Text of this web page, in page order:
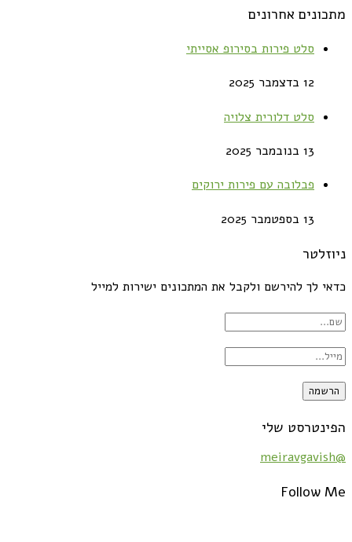
מתכונים אחרונים
סלט פירות בסירופ אסייתי
12 בדצמבר 2025
סלט דלורית צלויה
13 בנובמבר 2025
פבלובה עם פירות ירוקים
13 בספטמבר 2025
ניוזלטר
כדאי לך להירשם ולקבל את המתכונים ישירות למייל
הפינטרסט שלי
@meiravgavish
Follow Me